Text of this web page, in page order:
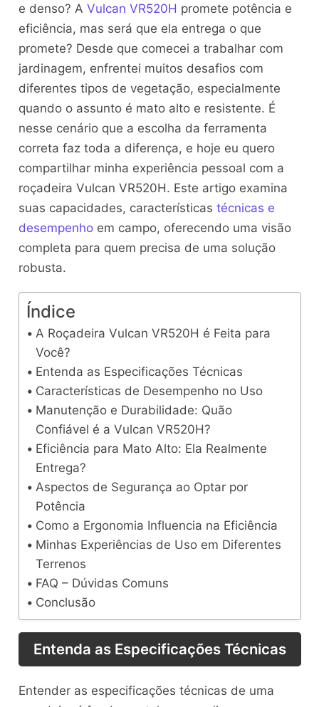
e denso? A Vulcan VR520H promete potência e
eficiência, mas será que ela entrega o que
promete? Desde que comecei a trabalhar com
jardinagem, enfrentei muitos desafios com
diferentes tipos de vegetação, especialmente
quando o assunto é mato alto e resistente. É
nesse cenário que a escolha da ferramenta
correta faz toda a diferença, e hoje eu quero
compartilhar minha experiência pessoal com a
roçadeira Vulcan VR520H. Este artigo examina
suas capacidades, características técnicas e
desempenhoem campo, oferecendo uma visão
completa para quem precisa de uma solução
robusta.
Índice
A Roçadeira Vulcan VR520H é Feita para
Você?
Entenda as Especificações Técnicas
Características de Desempenho no Uso
Manutenção e Durabilidade: Quão
Confiável é a Vulcan VR520H?
Eficiência para Mato Alto: Ela Realmente
Entrega?
Aspectos de Segurança ao Optar por
Potência
Como a Ergonomia Influencia na Eficiência
Minhas Experiências de Uso em Diferentes
Terrenos
FAQ – Dúvidas Comuns
Conclusão
Entenda as Especificações Técnicas
Entender as especificações técnicas de uma